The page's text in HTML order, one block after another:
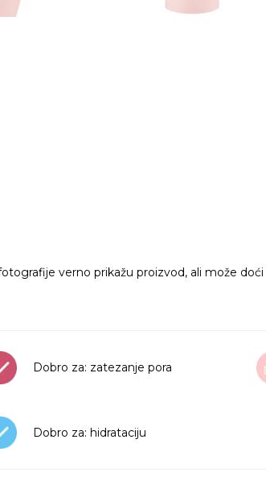
verno prikažu proizvod, ali može doći
Dobro za: zatezanje pora
Dobro za: hidrataciju